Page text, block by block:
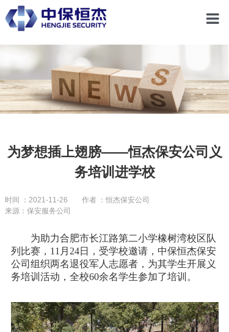
关
为梦想插上翅膀——恒杰保安公司义
务培训进学校
时间 ：2021-11-26
作者 ：恒杰保安公司
来源：保安服务公司
为助力合肥市长江路第二小学橡树湾校区队
列比赛，11月24日，受学校邀请，中保恒杰保安
公司组织两名退役军人志愿者，为其学生开展义
务培训活动，全校60余名学生参加了培训。